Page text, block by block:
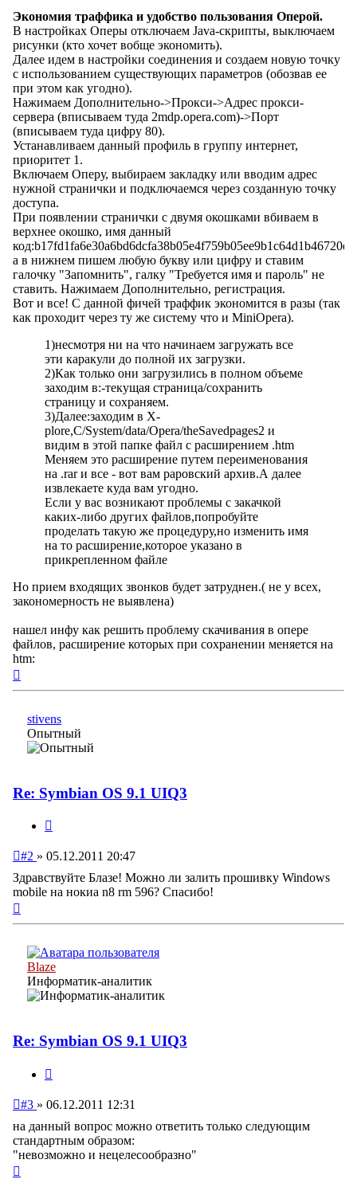
Экономия траффика и удобство пользования Оперой.
В настройках Оперы отключаем Java-скрипты, выключаем
рисунки (кто хочет вобще экономить).
Далее идем в настройки соединения и создаем новую точку
с использованием существующих параметров (обозвав ее
при этом как угодно).
Нажимаем Дополнительно->Прокси->Адрес прокси-
сервера (вписываем туда 2mdp.opera.com)->Порт
(вписываем туда цифру 80).
Устанавливаем данный профиль в группу интернет,
приоритет 1.
Включаем Оперу, выбираем закладку или вводим адрес
нужной странички и подключаемся через созданную точку
доступа.
При появлении странички с двумя окошками вбиваем в
верхнее окошко, имя данный
а в нижнем пишем любую букву или цифру и ставим
галочку "Запомнить", галку "Требуется имя и пароль" не
ставить. Нажимаем Дополнительно, регистрация.
Вот и все! С данной фичей траффик экономится в разы (так
как проходит через ту же систему что и MiniOpera).
1)несмотря ни на что начинаем загружать все
эти каракули до полной их загрузки.
2)Как только они загрузились в полном объеме
заходим в:-текущая страница/сохранить
страницу и сохраняем.
3)Далее:заходим в X-
plore,C/System/data/Opera/theSavedpages2 и
видим в этой папке файл с расширением .htm
Меняем это расширение путем переименования
на .rar и все - вот вам раровский архив.А далее
извлекаете куда вам угодно.
Если у вас возникают проблемы с закачкой
каких-либо других файлов,попробуйте
проделать такую же процедуру,но изменить имя
на то расширение,которое указано в
прикрепленном файле
Но прием входящих звонков будет затруднен.( не у всех,
закономерность не выявлена)
нашел инфу как решить проблему скачивания в опере
файлов, расширение которых при сохранении меняется на
htm:
stivens
Опытный
Re: Symbian OS 9.1 UIQ3
Непрочитанное
#2 » 05.12.2011 20:47
Здравствуйте Блазе! Можно ли залить прошивку Windows
mobile на нокиа n8 rm 596? Спасибо!
Blaze
Информатик-аналитик
Re: Symbian OS 9.1 UIQ3
Непрочитанное
#3 » 06.12.2011 12:31
на данный вопрос можно ответить только следующим
стандартным образом:
"невозможно и нецелесообразно"